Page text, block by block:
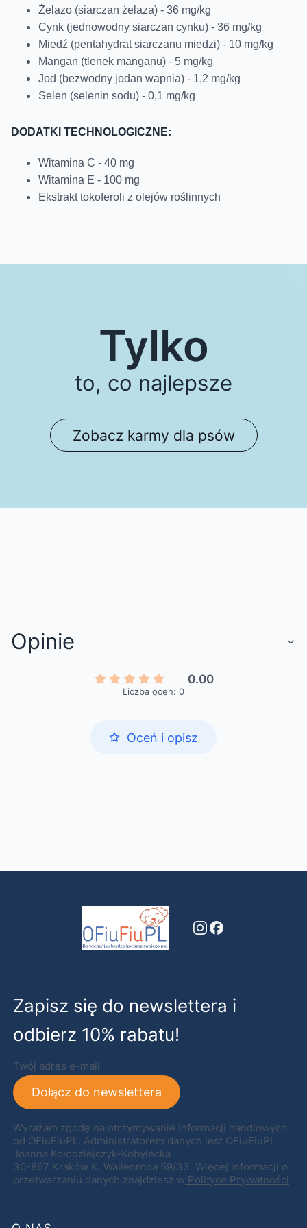
Żelazo (siarczan żelaza) - 36 mg/kg
Cynk (jednowodny siarczan cynku) - 36 mg/kg
Miedź (pentahydrat siarczanu miedzi) - 10 mg/kg
Mangan (tlenek manganu) - 5 mg/kg
Jod (bezwodny jodan wapnia) - 1,2 mg/kg
Selen (selenin sodu) - 0,1 mg/kg
DODATKI TECHNOLOGICZNE:
Witamina C - 40 mg
Witamina E - 100 mg
Ekstrakt tokoferoli z olejów roślinnych
Tylko
to, co najlepsze
Zobacz karmy dla psów
Opinie
0.00
Liczba ocen: 0
Oceń i opisz
Zapisz się do newslettera i
odbierz 10% rabatu!
Twój adres e-mail
Dołącz do newslettera
Wyrażam zgodę na otrzymywanie informacji handlowych
od OFiuFiuPL. Administratorem danych jest OFiuFiuPL
Joanna Kołodziejczyk-Kobyłecka
30-867 Kraków K. Wallenroda 59/33. Więcej informacji o
przetwarzaniu danych znajdziesz w Polityce Prywatności